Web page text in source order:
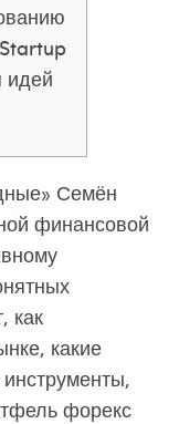
идей
Семён
финансовой
как
какие
форекс